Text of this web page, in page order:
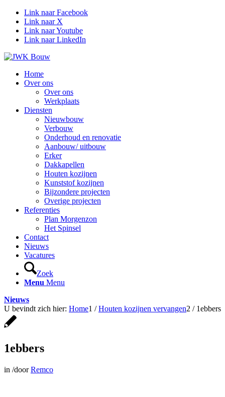
Link naar Facebook
Link naar X
Link naar Youtube
Link naar LinkedIn
Home
Over ons
Over ons
Werkplaats
Diensten
Nieuwbouw
Verbouw
Onderhoud en renovatie
Aanbouw/ uitbouw
Erker
Dakkapellen
Houten kozijnen
Kunststof kozijnen
Bijzondere projecten
Overige projecten
Referenties
Plan Morgenzon
Het Spinsel
Contact
Nieuws
Vacatures
Zoek
Menu Menu
Nieuws
U bevindt zich hier: Home1 / Houten kozijnen vervangen2 / 1ebbers
1ebbers
in /doorRemco